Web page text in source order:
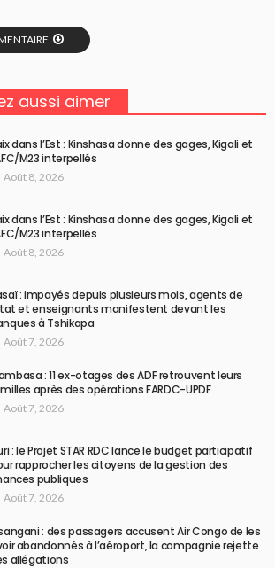
aussi aimer
dans l’Est : Kinshasa donne des gages, Kigali et
M23 interpellés
Août 8, 2026
dans l’Est : Kinshasa donne des gages, Kigali et
M23 interpellés
Août 8, 2026
: impayés depuis plusieurs mois, agents de
et enseignants manifestent devant les
à Tshikapa
Août 7, 2026
: 11 ex-otages des ADF retrouvent leurs
après des opérations FARDC-UPDF
Août 7, 2026
: le Projet STAR RDC lance le budget participatif
rapprocher les citoyens de la gestion des
publiques
Août 7, 2026
: des passagers accusent Air Congo de les
abandonnés à l’aéroport, la compagnie rejette
allégations